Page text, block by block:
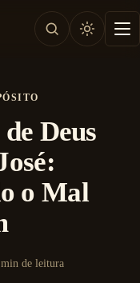
Deus
o Mal
de leitura